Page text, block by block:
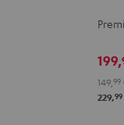
3
199,
149, 99
229,99